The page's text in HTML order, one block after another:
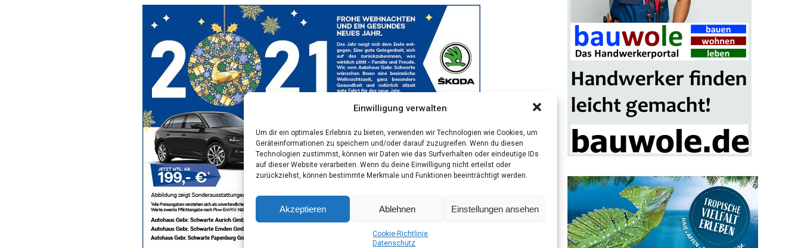
Einwilligung verwalten
Um dir ein optimales Erlebnis zu bieten, verwenden wir Technologien wie Cookies, um
Geräteinformationen zu speichern und/oder darauf zuzugreifen. Wenn du diesen
Technologien zustimmst, können wir Daten wie das Surfverhalten oder eindeutige IDs
auf dieser Website verarbeiten. Wenn du deine Einwilligung nicht erteilst oder
zurückziehst, können bestimmte Merkmale und Funktionen beeinträchtigt werden.
Akzeptieren Ablehnen Einstellungen ansehen
Coo­kie-Richt­li­nie
Daten­schutz